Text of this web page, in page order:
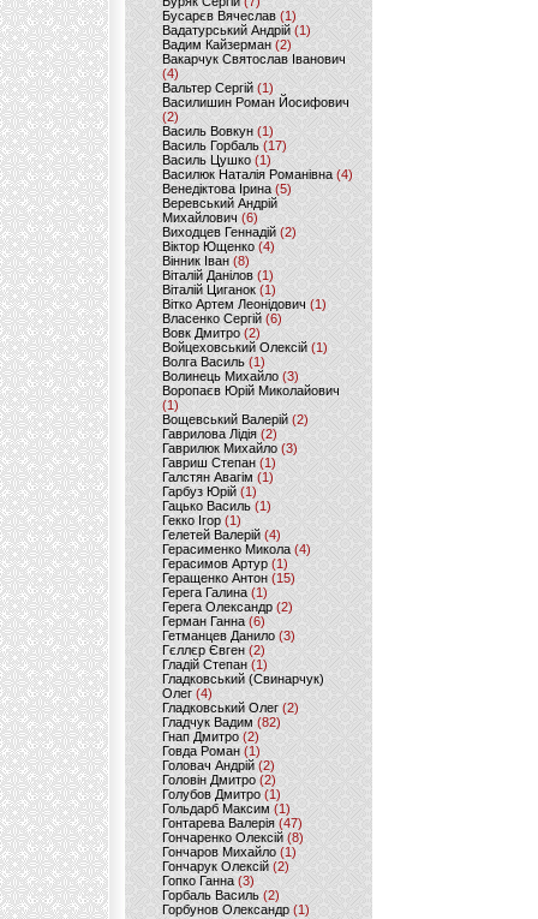
Бусарєв Вячеслав (1)
Вадатурський Андрій (1)
Вадим Кайзерман (2)
Вакарчук Святослав Іванович
(4)
Вальтер Сергій (1)
Василишин Роман Йосифович
(2)
Василь Вовкун (1)
Василь Горбаль (17)
Василь Цушко (1)
Василюк Наталія Романівна (4)
Венедіктова Ірина(5)
Веревський Андрій
Михайлович (6)
Виходцев Геннадій (2)
Віктор Ющенко (4)
Вінник Іван (8)
Віталій Данілов (1)
Віталій Циганок (1)
Вітко Артем Леонідович(1)
Власенко Сергій (6)
Вовк Дмитро(2)
Войцеховський Олексій(1)
Волга Василь (1)
Волинець Михайло (3)
Воропаєв Юрій Миколайович
(1)
Вощевський Валерій(2)
Гаврилова Лідія (2)
Гаврилюк Михайло (3)
Гавриш Степан (1)
Галстян Авагім (1)
Гарбуз Юрій (1)
Гацько Василь (1)
Гекко Ігор(1)
Гелетей Валерій (4)
Герасименко Микола (4)
Герасимов Артур (1)
Геращенко Антон(15)
Герега Галина (1)
Герега Олександр (2)
Герман Ганна (6)
Гетманцев Данило (3)
Гєллєр Євген (2)
Гладій Степан(1)
Гладковський (Свинарчук)
Олег (4)
Гладковський Олег (2)
Гладчук Вадим (82)
Гнап Дмитро (2)
Говда Роман(1)
Головач Андрій (2)
Головін Дмитро (2)
Голубов Дмитро (1)
Гольдарб Максим(1)
Гонтарева Валерія (47)
Гончаренко Олексій(8)
Гончаров Михайло (1)
Гончарук Олексій (2)
Гопко Ганна (3)
Горбаль Василь (2)
Горбунов Олександр (1)